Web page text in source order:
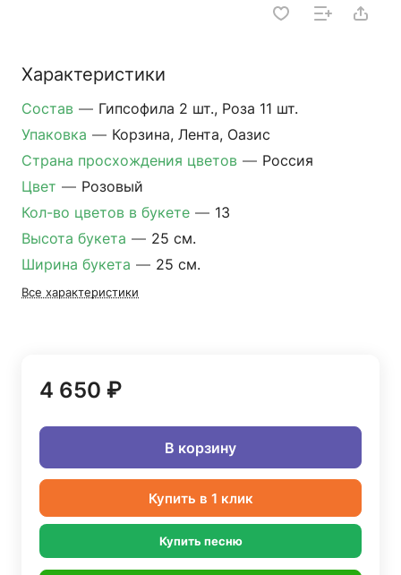
Характеристики
Состав — Гипсофила 2 шт., Роза 11 шт.
Упаковка — Корзина, Лента, Оазис
Страна просхождения цветов — Россия
Цвет — Розовый
Кол-во цветов в букете — 13
Высота букета — 25 см.
Ширина букета — 25 см.
Все характеристики
4 650 ₽
В корзину
Купить в 1 клик
Купить песню